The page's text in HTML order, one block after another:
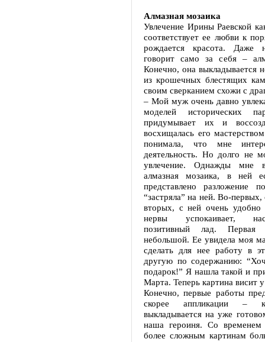
Алмазная мозаика
Увлечение Ирины Раевской
соответствует ее любви к
рождается красота. Даже
говорит само за себя –
Конечно, она выкладывается
из крошечных блестящих
своим сверканием схожи с
– Мой муж очень давно
моделей исторических
придумывает их и
восхищалась его
понимала, что мне
деятельность. Но долго не
увлечение. Однажды мне
алмазная мозаика, в ней
представлено
“застряла” на ней. Во-первых,
вторых, с ней очень
нервы успокаивает,
позитивный лад. Первая
небольшой. Ее увидела моя
сделать для нее работу в
другую по содержанию:
подарок!” Я нашла такой и
Марта. Теперь картина висит
Конечно, первые работы
скорее аппликации –
выкладывается на уже
наша героиня. Со
более сложным картинам